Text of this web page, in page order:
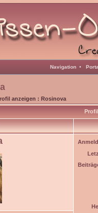
Navigation •
anzeigen : Rosinova